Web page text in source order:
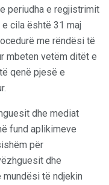
periudha e regjistrimit
cila është 31 maj
me rëndësi të
mbeten vetëm ditët e
qenë pjesë e
dhe mediat
fund aplikimeve
për
dhe
të ndjekin